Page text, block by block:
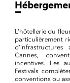
L’hôtellerie du
particulièrement
Cannes,
incentives. Les
Festivals
conventions ou